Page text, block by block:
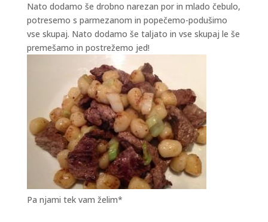
Nato dodamo še drobno narezan por in mlado čebulo,
potresemo s parmezanom in popečemo-podušimo
vse skupaj. Nato dodamo še taljato in vse skupaj le še
premešamo in postrežemo jed!
Pa njami tek vam želim*